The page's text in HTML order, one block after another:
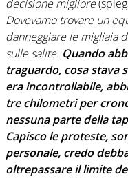
decisione migliore
Dovevamo trovare un
danneggiare le migliaia
sulle salite. Quando
traguardo, cosa stava
era incontrollabile,
tre chilometri per
nessuna parte della
Capisco le proteste,
personale, credo
oltrepassare il limite